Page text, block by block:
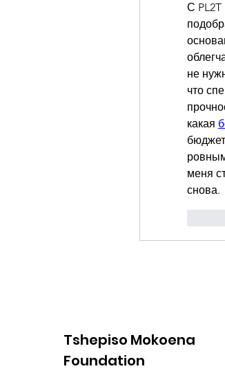
С PL2T
не
что
какая
меня
снова.
Tshepiso Mokoena
Foundation